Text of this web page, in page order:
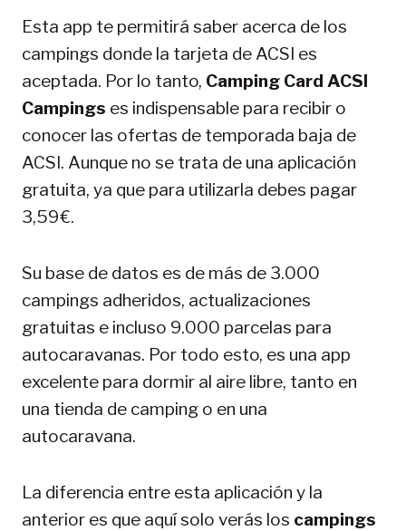
Esta app te permitirá saber acerca de los
campings donde la tarjeta de ACSI es
aceptada. Por lo tanto, Camping Card ACSI
Campings es indispensable para recibir o
conocer las ofertas de temporada baja de
ACSI. Aunque no se trata de una aplicación
gratuita, ya que para utilizarla debes pagar
3,59 €.
Su base de datos es de más de 3.000
campings adheridos, actualizaciones
gratuitas e incluso 9.000 parcelas para
autocaravanas. Por todo esto, es una app
excelente para dormir al aire libre, tanto en
una tienda de camping o en una
autocaravana.
La diferencia entre esta aplicación y la
anterior es que aquí solo verás los campings